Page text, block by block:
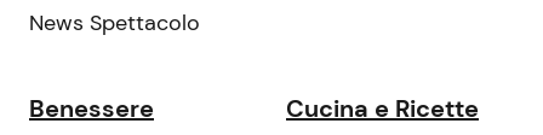
News Spettacolo
Benessere Cucina e Ricette